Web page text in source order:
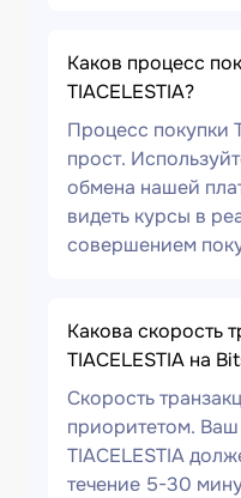
Каков процесс
TIACELESTIA?
Процесс покупки
прост.
обмена нашей
видеть курсы в
совершением
Какова скорость
TIACELESTIA на
Скорость
приоритетом.
TIACELESTIA
течение 5-30